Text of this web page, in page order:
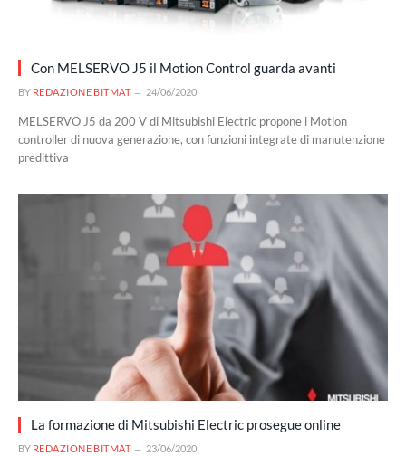
Con MELSERVO J5 il Motion Control guarda avanti
BY REDAZIONE BITMAT 24/06/2020
MELSERVO J5 da 200 V di Mitsubishi Electric propone i Motion
controller di nuova generazione, con funzioni integrate di manutenzione
predittiva
La formazione di Mitsubishi Electric prosegue online
BY REDAZIONE BITMAT 23/06/2020